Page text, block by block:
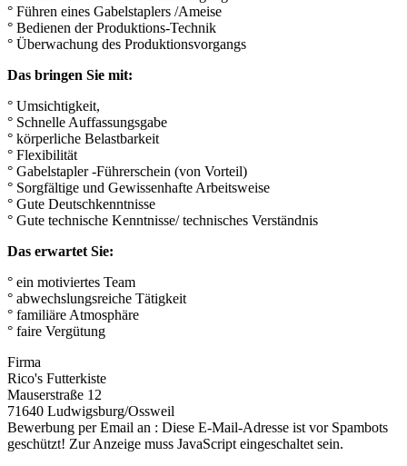
° Führen eines Gabelstaplers /Ameise
° Bedienen der Produktions-Technik
° Überwachung des Produktionsvorgangs
Das bringen Sie mit:
° Umsichtigkeit,
° Schnelle Auffassungsgabe
° körperliche Belastbarkeit
° Flexibilität
° Gabelstapler -Führerschein (von Vorteil)
° Sorgfältige und Gewissenhafte Arbeitsweise
° Gute Deutschkenntnisse
° Gute technische Kenntnisse/ technisches Verständnis
Das erwartet Sie:
° ein motiviertes Team
° abwechslungsreiche Tätigkeit
° familiäre Atmosphäre
° faire Vergütung
Firma
Rico's Futterkiste
Mauserstraße 12
71640 Ludwigsburg/Ossweil
Bewerbung per Email an : Diese E-Mail-Adresse ist vor Spambots
geschützt! Zur Anzeige muss JavaScript eingeschaltet sein.